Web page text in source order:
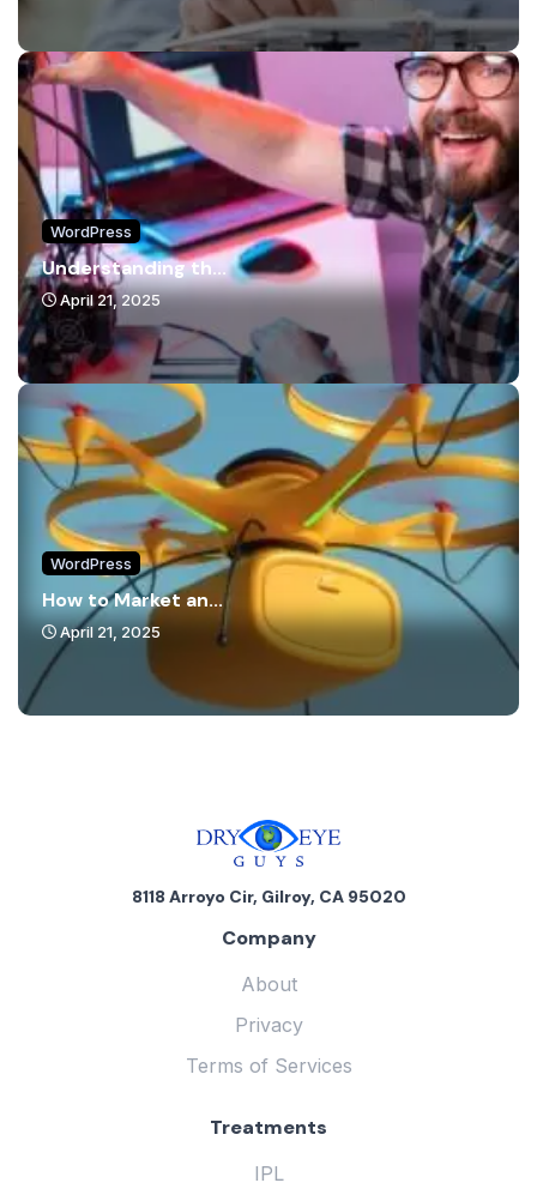
WordPress
Understanding th...
April 21, 2025
WordPress
How to Market an...
April 21, 2025
8118 Arroyo Cir, Gilroy, CA 95020
Company
About
Privacy
Terms of Services
Treatments
IPL